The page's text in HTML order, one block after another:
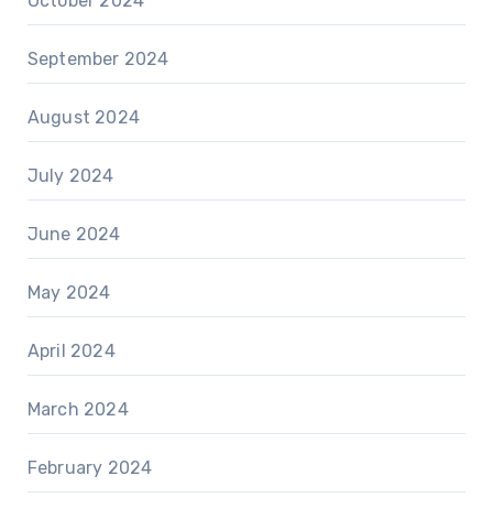
September 2024
August 2024
July 2024
June 2024
May 2024
April 2024
March 2024
February 2024